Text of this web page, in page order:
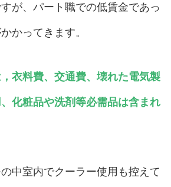
が、パート職での低賃金であっ
かってきます。
衣料費、交通費、壊れた電気製
化粧品や洗剤等必需品は含まれ
中室内でクーラー使用も控えて